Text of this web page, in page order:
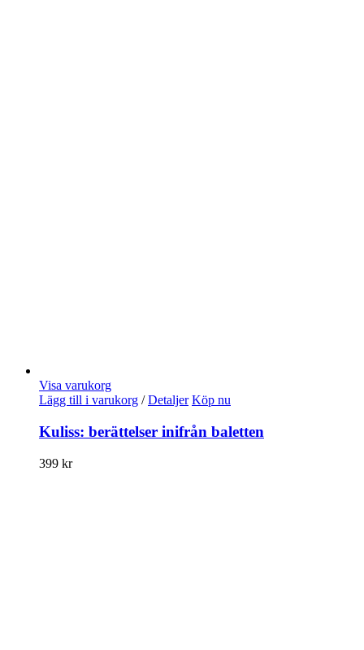
Visa varukorg
Lägg till i varukorg / Detaljer Köp nu
Kuliss: berättelser inifrån baletten
399 kr